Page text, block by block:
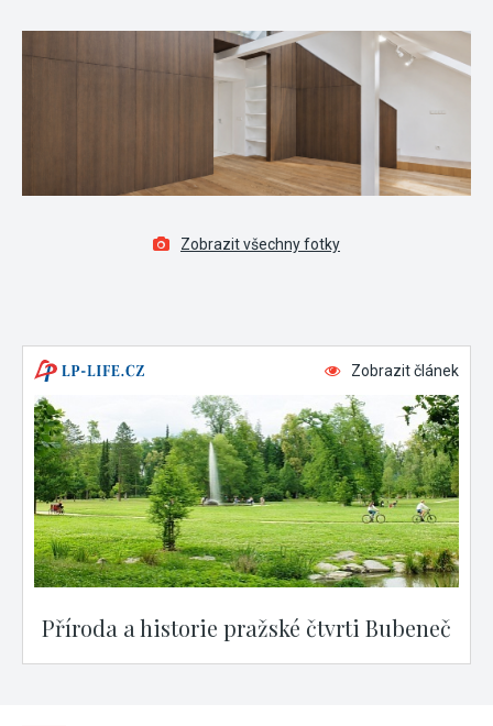
Zobrazit všechny fotky
Zobrazit článek
Příroda a historie pražské čtvrti Bubeneč